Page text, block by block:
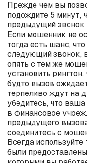
Прежде чем вы
подождите 5 минут,
предыдущий звонок
Если мошенник не
тогда есть шанс,
следующий звонок,
опять с тем же
установить
будто вызов
терпеливо ждут на
убедитесь, что
в финансовое
предыдущего
соединитесь с
Всегда
были